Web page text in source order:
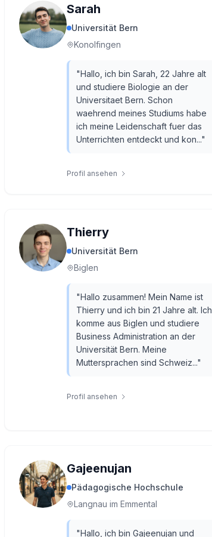
Sarah
Universität Bern
Konolfingen
"Hallo, ich bin Sarah, 22 Jahre alt
und studiere Biologie an der
Universitaet Bern. Schon
waehrend meines Studiums habe
ich meine Leidenschaft fuer das
Unterrichten entdeckt und kon..."
Profil ansehen
Thierry
Universität Bern
Biglen
"Hallo zusammen! Mein Name ist
Thierry und ich bin 21 Jahre alt. Ich
komme aus Biglen und studiere
Business Administration an der
Universität Bern. Meine
Muttersprachen sind Schweiz..."
Profil ansehen
Gajeenujan
Pädagogische Hochschule
Langnau im Emmental
"Hallo, ich bin Gajeenujan und